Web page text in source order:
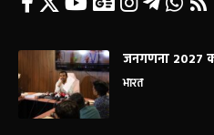
जनगणना 2027
भारत